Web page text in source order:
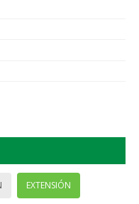
EXTENSIÓN